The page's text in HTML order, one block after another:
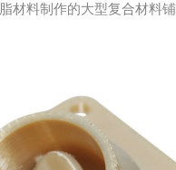
料制作的大型复合材料